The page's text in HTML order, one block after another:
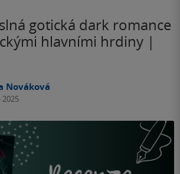
gotická dark romance
hlavními hrdiny |
Nováková
2025